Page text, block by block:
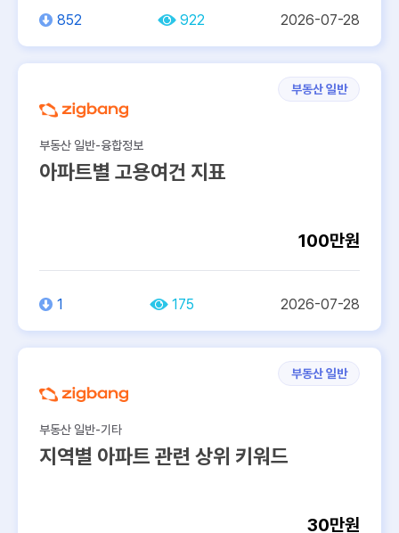
852 922 2026-07-28
부동산 일반
부동산 일반-융합정보
아파트별 고용여건 지표
100만원
1 175 2026-07-28
부동산 일반
부동산 일반-기타
지역별 아파트 관련 상위 키워드
30만원